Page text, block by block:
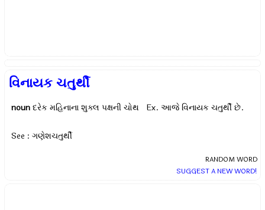
વિનાયક ચતુર્થી
noun દરેક મહિનાના શુક્લ પક્ષની ચોથ Ex.આજે વિનાયક ચતુર્થી છે.
See : ગણેશચતુર્થી
RANDOM WORD
SUGGEST A NEW WORD!